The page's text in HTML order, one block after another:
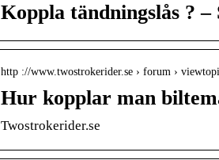
Koppla tändningslås ?
http ://www.twostrokerider.se › forum ›
Hur kopplar man
Twostrokerider.se